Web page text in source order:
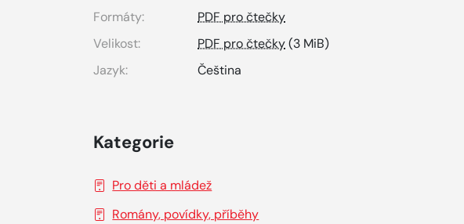
Formáty:
PDF pro čtečky
Velikost:
PDF pro čtečky(3 MiB)
Jazyk:
Čeština
Kategorie
Pro děti a mládež
Romány, povídky, příběhy